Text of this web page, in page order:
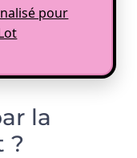
pour
la
?